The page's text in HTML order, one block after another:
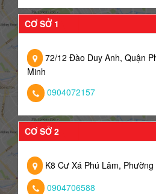
CƠ SỞ 1
72/12 Đào Duy Anh, Quận
Minh
0904072157
CƠ SỞ 2
K8 Cư Xá Phú Lâm,
0904706588